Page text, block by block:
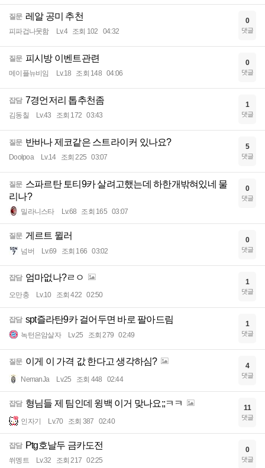
질문 레알 공미 추천
피파겁나못함 Lv.4 조회 102 04:32
0
댓글
질문 피시방 이벤트관련
메이플뉴비임 Lv.18 조회 148 04:06
0
댓글
잡담 7경언저리 톱추천좀
김동칠 Lv.43 조회 172 03:43
1
댓글
질문 반바나 제코같은 스트라이커 있나요?
Doolpoa Lv.14 조회 225 03:07
5
댓글
질문 스파르탄 토티9카 살려고했는데 하한개밖혀있네 물
리나?
밀라니스타 Lv.68 조회 165 03:07
0
댓글
질문 게르트 뮐러
넘버 Lv.69 조회 166 03:02
0
댓글
잡담 엄마없나?ㄹㅇ
오만충 Lv.10 조회 422 02:50
1
댓글
잡담 spt즐라탄9카 걸어두면 바로 팔아드림
녹턴은암살자 Lv.25 조회 279 02:49
1
댓글
질문 이게 이 가격 값 한다고 생각하심?
NemanJa Lv.25 조회 448 02:44
4
댓글
잡담 형님들 제 팀인데 윙백 이거 맞나요;;ㅋㅋ
인자기 Lv.70 조회 387 02:40
11
댓글
잡담 Ptg호날두 금카도전
쒸멩트 Lv.32 조회 217 02:25
0
댓글